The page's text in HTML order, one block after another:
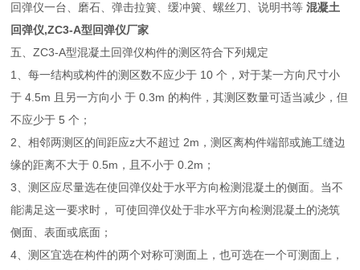
回弹仪一台、磨石、弹击拉簧、缓冲簧、螺丝刀、说明书等混凝土
回弹仪,ZC3-A型回弹仪厂家
五、ZC3-A型混凝土回弹仪构件的测区符合下列规定
1、每一结构或构件的测区数不应少于 10 个，对于某一方向尺寸小
于 4.5m 且另一方向小 于 0.3m 的构件，其测区数量可适当减少，但
不应少于 5 个；
2、相邻两测区的间距应z大不超过 2m，测区离构件端部或施工缝边
缘的距离不大于 0.5m，且不小于 0.2m；
3、测区应尽量选在使回弹仪处于水平方向检测混凝土的侧面。当不
能满足这一要求时， 可使回弹仪处于非水平方向检测混凝土的浇筑
侧面、表面或底面；
4、测区宜选在构件的两个对称可测面上，也可选在一个可测面上，